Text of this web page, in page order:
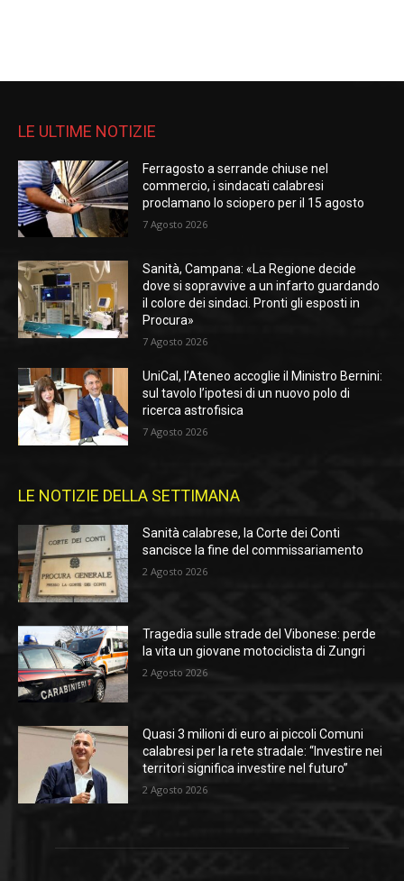
LE ULTIME NOTIZIE
Ferragosto a serrande chiuse nel
commercio, i sindacati calabresi
proclamano lo sciopero per il 15 agosto
7 Agosto 2026
Sanità, Campana: «La Regione decide
dove si sopravvive a un infarto guardando
il colore dei sindaci. Pronti gli esposti in
Procura»
7 Agosto 2026
UniCal, l’Ateneo accoglie il Ministro Bernini:
sul tavolo l’ipotesi di un nuovo polo di
ricerca astrofisica
7 Agosto 2026
LE NOTIZIE DELLA SETTIMANA
Sanità calabrese, la Corte dei Conti
sancisce la fine del commissariamento
2 Agosto 2026
Tragedia sulle strade del Vibonese: perde
la vita un giovane motociclista di Zungri
2 Agosto 2026
Quasi 3 milioni di euro ai piccoli Comuni
calabresi per la rete stradale: “Investire nei
territori significa investire nel futuro”
2 Agosto 2026